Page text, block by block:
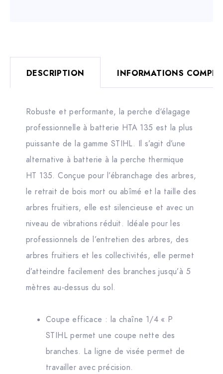
DESCRIPTION INFORMATIONS
Robuste et performante, la perche d‘élagage
professionnelle à batterie HTA 135 est la plus
puissante de la gamme STIHL. Il s’agit d’une
alternative à batterie à la perche thermique
HT 135. Conçue pour l’ébranchage des arbres,
le retrait de bois mort ou abîmé et la taille des
arbres fruitiers, elle est silencieuse et avec un
niveau de vibrations réduit. Idéale pour les
professionnels de l’entretien des arbres, des
arbres fruitiers et les collectivités, elle permet
d’atteindre facilement des branches jusqu’à 5
mètres au-dessus du sol.
Coupe efficace : la chaîne 1/4 « P
STIHL permet une coupe nette des
branches. La ligne de visée permet de
travailler avec précision.